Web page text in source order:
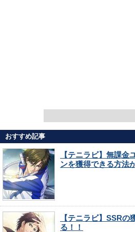
おすすめ記事
【テニラビ】無課金
ンを獲得できる方法
【テニラビ】SSRの
る！！